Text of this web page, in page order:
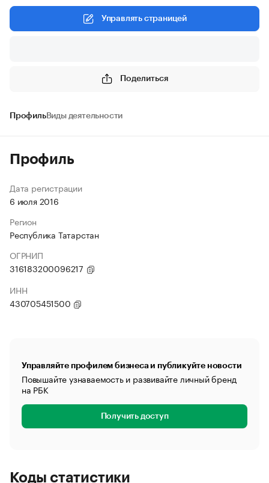
Управлять страницей
Поделиться
ПрофильВиды деятельности
Профиль
Дата регистрации
6 июля 2016
Регион
Республика Татарстан
ОГРНИП
316183200096217
ИНН
430705451500
Управляйте профилем бизнеса и публикуйте новости
Повышайте узнаваемость и развивайте личный бренд
на РБК
Получить доступ
Коды статистики